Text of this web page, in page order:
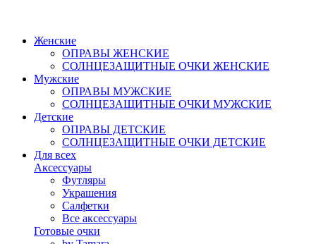
Женские
ОПРАВЫ ЖЕНСКИЕ
СОЛНЦЕЗАЩИТНЫЕ ОЧКИ ЖЕНСКИЕ
Мужские
ОПРАВЫ МУЖСКИЕ
СОЛНЦЕЗАЩИТНЫЕ ОЧКИ МУЖСКИЕ
Детские
ОПРАВЫ ДЕТСКИЕ
СОЛНЦЕЗАЩИТНЫЕ ОЧКИ ДЕТСКИЕ
Для всех
Аксессуары
Футляры
Украшения
Салфетки
Все аксессуары
Готовые очки